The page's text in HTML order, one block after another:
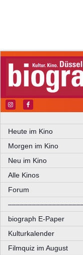
Heute im Kino
Morgen im Kino
Neu im Kino
Alle Kinos
Forum
biograph E-Paper
Kulturkalender
Filmquiz im August